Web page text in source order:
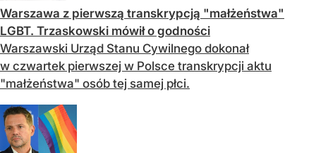
Warszawa z pierwszą transkrypcją "małżeństwa"
LGBT. Trzaskowski mówił o godności
Warszawski Urząd Stanu Cywilnego dokonał
w czwartek pierwszej w Polsce transkrypcji aktu
"małżeństwa" osób tej samej płci.